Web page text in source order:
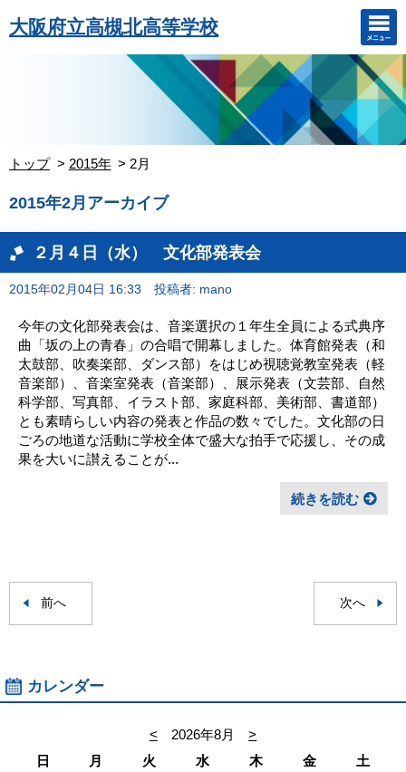
大阪府立高槻北高等学校
トップ 2015年 2月
2015年2月アーカイブ
２月４日（水） 文化部発表会
2015年02月04日 16:33 投稿者: mano
今年の文化部発表会は、音楽選択の１年生全員による式典序
曲「坂の上の青春」の合唱で開幕しました。体育館発表（和
太鼓部、吹奏楽部、ダンス部）をはじめ視聴覚教室発表（軽
音楽部）、音楽室発表（音楽部）、展示発表（文芸部、自然
科学部、写真部、イラスト部、家庭科部、美術部、書道部）
とも素晴らしい内容の発表と作品の数々でした。文化部の日
ごろの地道な活動に学校全体で盛大な拍手で応援し、その成
果を大いに讃えることが...
続きを読む
前へ 次へ
カレンダー
< 2026年8月
>
日
月 火 水 木 金
土